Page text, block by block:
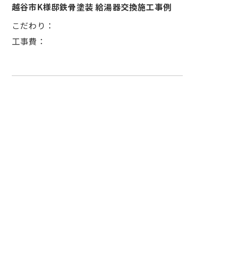
越谷市K様邸鉄骨塗装 給湯器交換施工事例
こだわり：
工事費：